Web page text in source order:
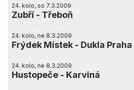
24. kolo, so 7.3.2009
Zubří - Třeboň
24. kolo, ne 8.3.2009
Frýdek Místek - Dukla Praha
24. kolo, ne 8.3.2009
Hustopeče - Karviná